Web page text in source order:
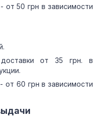
от 50 грн в зависимости
от 35 грн. в
от 60 грн в зависимости